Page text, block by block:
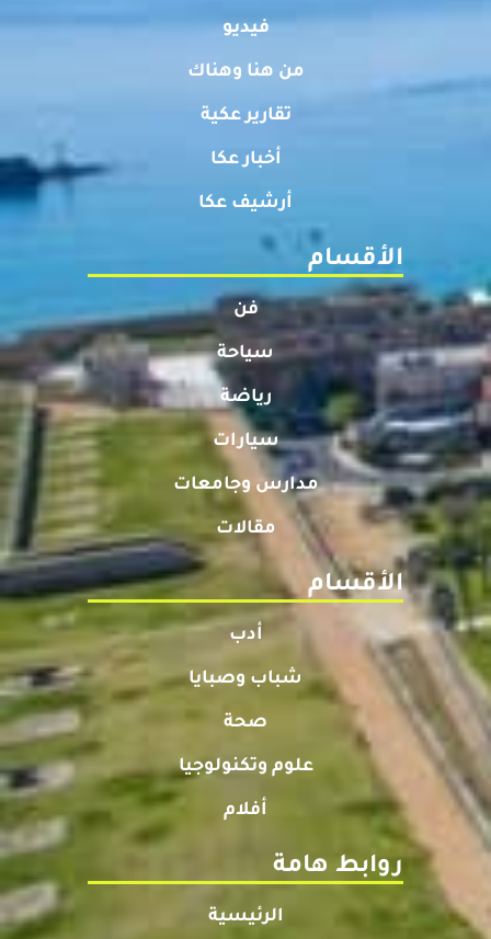
فيديو
من هنا وهناك
تقارير عكية
أخبار عكا
أرشيف عكا
الأقسام
فن
سياحة
رياضة
سيارات
مدارس وجامعات
مقالات
الأقسام
أدب
شباب وصبايا
صحة
علوم وتكنولوجيا
أفلام
روابط هامة
الرئيسية